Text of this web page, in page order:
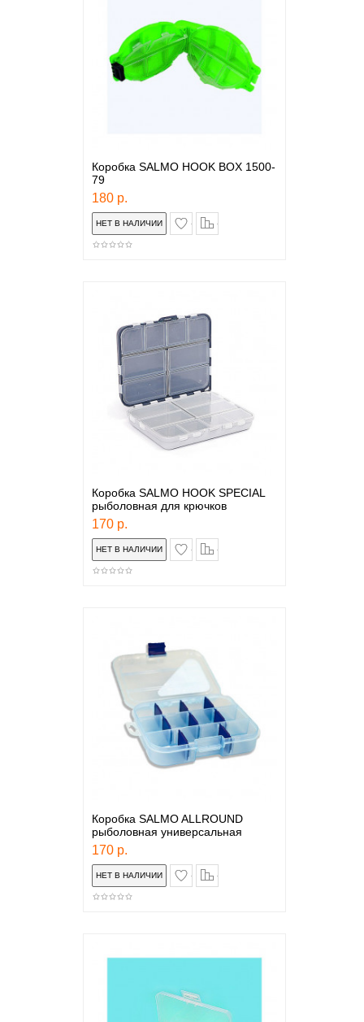
Коробка SALMO HOOK BOX 1500-
79
180 р.
в закладки
Коробка SALMO HOOK SPECIAL
рыболовная для крючков
170 р.
в закладки
Коробка SALMO ALLROUND
рыболовная универсальная
170 р.
в закладки